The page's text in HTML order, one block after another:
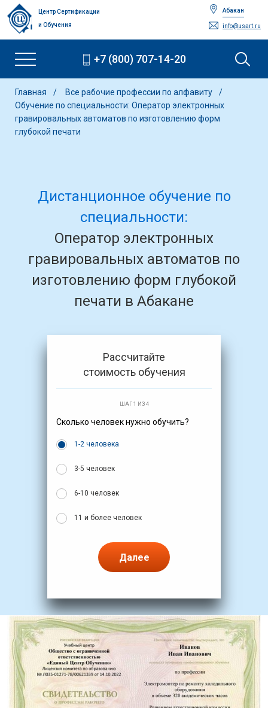
Центр Сертификации
и Обучения
Абакан
info@usart.ru
+7 (800) 707-14-20
Главная
Все рабочие профессии по алфавиту
Обучение по специальности: Оператор электронных
гравировальных автоматов по изготовлению форм
глубокой печати
Дистанционное обучение по
специальности:
Оператор электронных
гравировальных автоматов по
изготовлению форм глубокой
печати в Абакане
Рассчитайте
стоимость обучения
ШАГ 1 ИЗ 4
Сколько человек нужно обучить?
1-2 человека
3-5 человек
6-10 человек
11 и более человек
Далее